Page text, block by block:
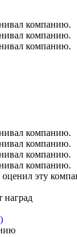
компанию.
компанию.
компанию.
компанию.
компанию.
компанию.
компанию.
эту
наград